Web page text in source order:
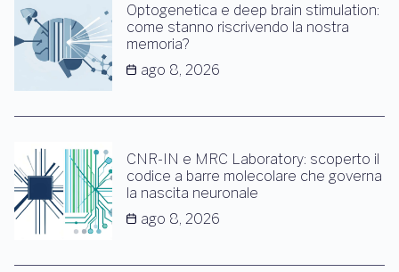
Optogenetica e deep brain stimulation:
come stanno riscrivendo la nostra
memoria?
ago 8, 2026
CNR-IN e MRC Laboratory: scoperto il
codice a barre molecolare che governa
la nascita neuronale
ago 8, 2026